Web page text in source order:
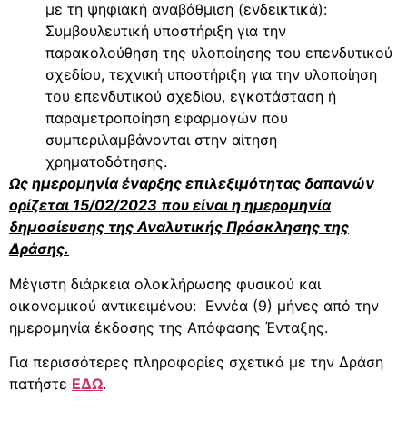
με τη ψηφιακή αναβάθμιση (ενδεικτικά):
Συμβουλευτική υποστήριξη για την
παρακολούθηση της υλοποίησης του επενδυτικού
σχεδίου, τεχνική υποστήριξη για την υλοποίηση
του επενδυτικού σχεδίου, εγκατάσταση ή
παραμετροποίηση εφαρμογών που
συμπεριλαμβάνονται στην αίτηση
χρηματοδότησης.
Ως ημερομηνία έναρξης επιλεξιμότητας δαπανών
ορίζεται 15/02/2023 που είναι η ημερομηνία
δημοσίευσης της Αναλυτικής Πρόσκλησης της
Δράσης.
Μέγιστη διάρκεια ολοκλήρωσης φυσικού και
οικονομικού αντικειμένου: Εννέα (9) μήνες από την
ημερομηνία έκδοσης της Απόφασης Ένταξης.
Για περισσότερες πληροφορίες σχετικά με την Δράση
πατήστε ΕΔΩ.